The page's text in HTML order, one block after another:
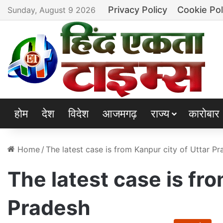
Sunday, August 9 2026 Privacy Policy Cookie
होम देश विदेश आजमगढ़ राज्य कारोबार
Home / The latest case is from Kanpur city of Uttar
The latest case is
Pradesh